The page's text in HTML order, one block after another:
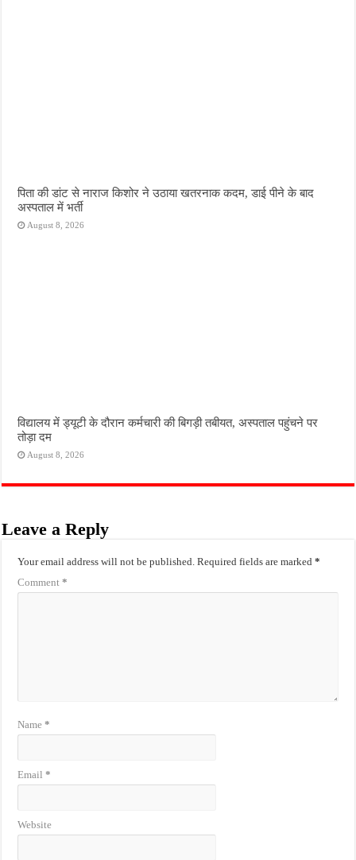
पिता की डांट से नाराज किशोर ने उठाया खतरनाक कदम, डाई पीने के बाद
अस्पताल में भर्ती
August 8, 2026
विद्यालय में ड्यूटी के दौरान कर्मचारी की बिगड़ी तबीयत, अस्पताल पहुंचने पर
तोड़ा दम
August 8, 2026
Leave a Reply
Your email address will not be published. Required fields are marked*
Comment*
Name*
Email*
Website